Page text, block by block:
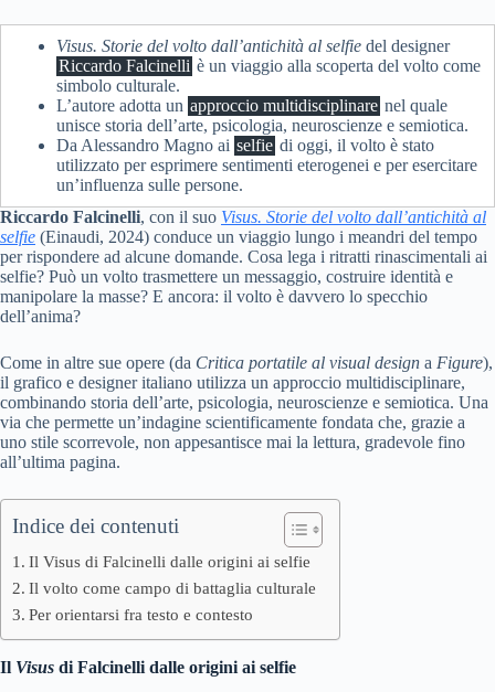
Visus. Storie del volto dall’antichità al selfie del designer
Riccardo Falcinelli è un viaggio alla scoperta del volto come
simbolo culturale.
L’autore adotta un approccio multidisciplinare nel quale
unisce storia dell’arte, psicologia, neuroscienze e semiotica.
Da Alessandro Magno ai selfie di oggi, il volto è stato
utilizzato per esprimere sentimenti eterogenei e per esercitare
un’influenza sulle persone.
Riccardo Falcinelli, con il suo Visus. Storie del volto dall’antichità al
selfie (Einaudi, 2024) conduce un viaggio lungo i meandri del tempo
per rispondere ad alcune domande. Cosa lega i ritratti rinascimentali ai
selfie? Può un volto trasmettere un messaggio, costruire identità e
manipolare la masse? E ancora: il volto è davvero lo specchio
dell’anima?
Come in altre sue opere (da Critica portatile al visual design a Figure),
il grafico e designer italiano utilizza un approccio multidisciplinare,
combinando storia dell’arte, psicologia, neuroscienze e semiotica. Una
via che permette un’indagine scientificamente fondata che, grazie a
uno stile scorrevole, non appesantisce mai la lettura, gradevole fino
all’ultima pagina.
Indice dei contenuti
Il Visus di Falcinelli dalle origini ai selfie
Il volto come campo di battaglia culturale
Per orientarsi fra testo e contesto
Il Visus di Falcinelli dalle origini ai selfie